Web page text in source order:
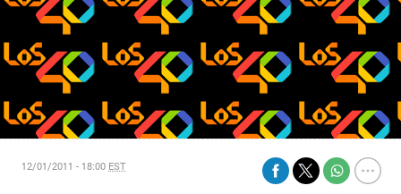
12/01/2011 - 18:00 EST